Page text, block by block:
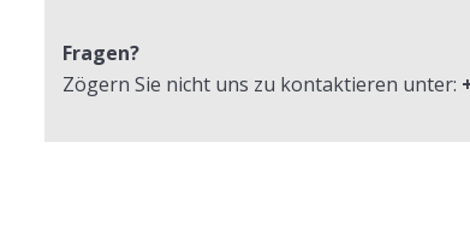
Fragen?
Zögern Sie nicht uns zu kontaktieren unter: